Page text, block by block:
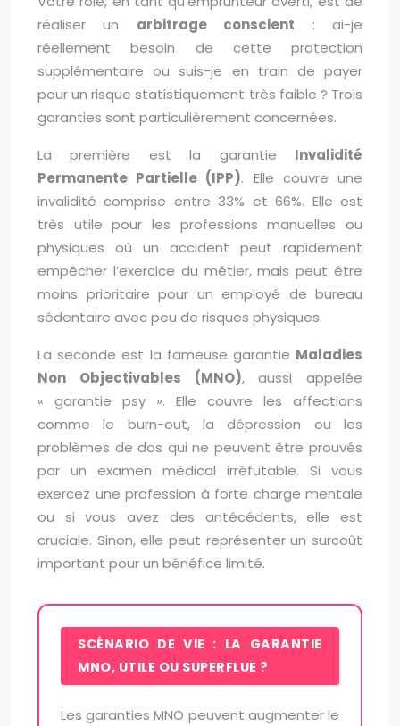
réaliser un arbitrage conscient : ai-je
réellement besoin de cette protection
supplémentaire ou suis-je en train de payer
pour un risque statistiquement très faible ? Trois
garanties sont particulièrement concernées.
La première est la garantie Invalidité
Permanente Partielle (IPP). Elle couvre une
invalidité comprise entre 33% et 66%. Elle est
très utile pour les professions manuelles ou
physiques où un accident peut rapidement
empêcher l’exercice du métier, mais peut être
moins prioritaire pour un employé de bureau
sédentaire avec peu de risques physiques.
La seconde est la fameuse garantie Maladies
Non Objectivables (MNO), aussi appelée
« garantie psy ». Elle couvre les affections
comme le burn-out, la dépression ou les
problèmes de dos qui ne peuvent être prouvés
par un examen médical irréfutable. Si vous
exercez une profession à forte charge mentale
ou si vous avez des antécédents, elle est
cruciale. Sinon, elle peut représenter un surcoût
important pour un bénéfice limité.
SCÉNARIO DE VIE : LA GARANTIE
MNO, UTILE OU SUPERFLUE ?
Les garanties MNO peuvent augmenter le